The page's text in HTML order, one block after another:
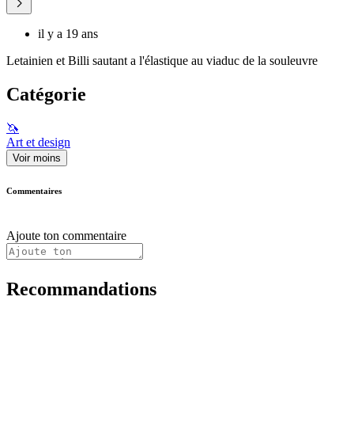
il y a 19 ans
Letainien et Billi sautant a l'élastique au viaduc de la souleuvre
Catégorie
🦄
Art et design
Voir moins
Commentaires
Ajoute ton commentaire
Recommandations